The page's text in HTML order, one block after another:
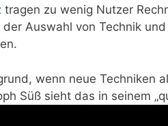
tragen zu wenig Nutzer
Auswahl von Technik
wenn neue Techniken
Süß sieht das in seinem